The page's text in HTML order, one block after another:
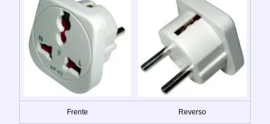
Frente Reverso